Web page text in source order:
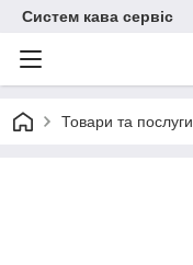
Систем кава сервіс
Товари та послуги